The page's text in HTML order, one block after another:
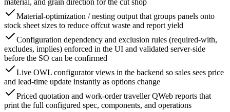
material, and grain direction for the cut shop
Material-optimization / nesting output that groups panels onto
stock sheet sizes to reduce offcut waste and report yield
Configuration dependency and exclusion rules (required-with,
excludes, implies) enforced in the UI and validated server-side
before the SO can be confirmed
Live OWL configurator views in the backend so sales sees price
and lead-time update instantly as options change
Priced quotation and work-order traveller QWeb reports that
print the full configured spec, components, and operations